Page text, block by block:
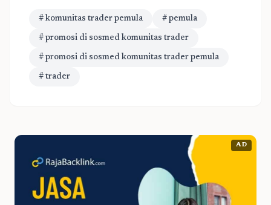
# komunitas trader pemula # pemula
# promosi di sosmed komunitas trader
# promosi di sosmed komunitas trader pemula
# trader
AD